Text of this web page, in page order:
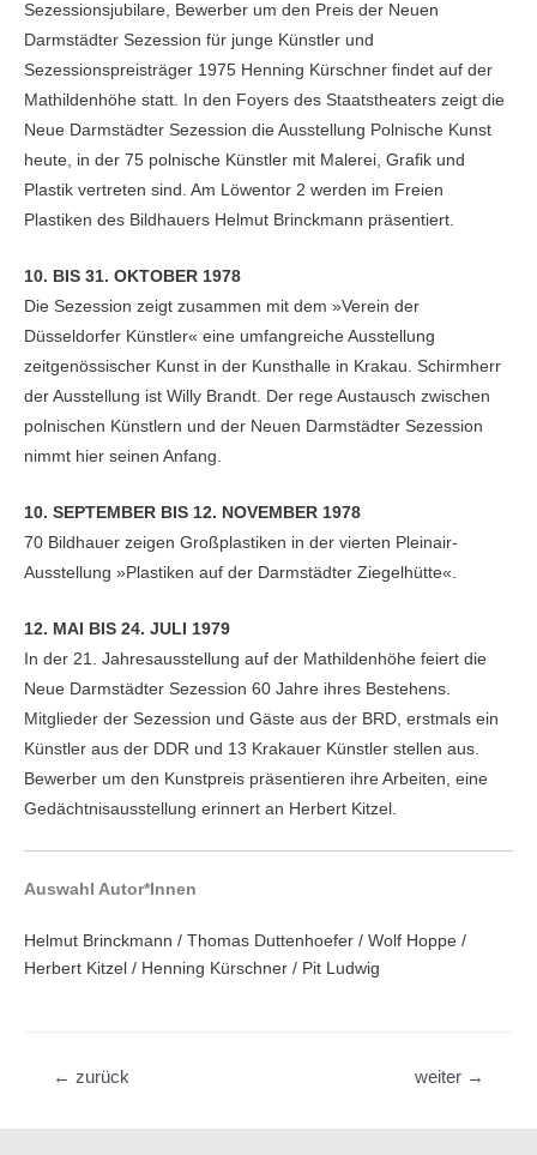
Sezessionsjubilare, Bewerber um den Preis der Neuen
Darmstädter Sezession für junge Künstler und
Sezessionspreisträger 1975 Henning Kürschner findet auf der
Mathildenhöhe statt. In den Foyers des Staatstheaters zeigt die
Neue Darmstädter Sezession die Ausstellung Polnische Kunst
heute, in der 75 polnische Künstler mit Malerei, Grafik und
Plastik vertreten sind. Am Löwentor 2 werden im Freien
Plastiken des Bildhauers Helmut Brinckmann präsentiert.
10. BIS 31. OKTOBER 1978
Die Sezession zeigt zusammen mit dem »Verein der
Düsseldorfer Künstler« eine umfangreiche Ausstellung
zeitgenössischer Kunst in der Kunsthalle in Krakau. Schirmherr
der Ausstellung ist Willy Brandt. Der rege Austausch zwischen
polnischen Künstlern und der Neuen Darmstädter Sezession
nimmt hier seinen Anfang.
10. SEPTEMBER BIS 12. NOVEMBER 1978
70 Bildhauer zeigen Großplastiken in der vierten Pleinair-
Ausstellung »Plastiken auf der Darmstädter Ziegelhütte«.
12. MAI BIS 24. JULI 1979
In der 21. Jahresausstellung auf der Mathildenhöhe feiert die
Neue Darmstädter Sezession 60 Jahre ihres Bestehens.
Mitglieder der Sezession und Gäste aus der BRD, erstmals ein
Künstler aus der DDR und 13 Krakauer Künstler stellen aus.
Bewerber um den Kunstpreis präsentieren ihre Arbeiten, eine
Gedächtnisausstellung erinnert an Herbert Kitzel.
Auswahl Autor*Innen
Helmut Brinckmann / Thomas Duttenhoefer / Wolf Hoppe /
Herbert Kitzel / Henning Kürschner / Pit Ludwig
Beitragsnavigation
← zurück weiter →